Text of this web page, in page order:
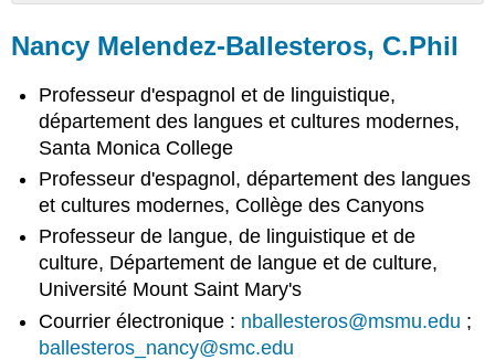
Melendez-
Ballesteros,
Nicolas
Crisosto
Alejandro
Lee,
Ph.D.,
Cristina
Moon,
Ph.D.
Nancy Melendez-Ballesteros, C.Phil
Professeur d'espagnol et de linguistique,
département des langues et cultures modernes,
Santa Monica College
Professeur d'espagnol, département des langues
et cultures modernes, Collège des Canyons
Professeur de langue, de linguistique et de
culture, Département de langue et de culture,
Université Mount Saint Mary's
Courrier électronique : nballesteros@msmu.edu ;
ballesteros_nancy@smc.edu